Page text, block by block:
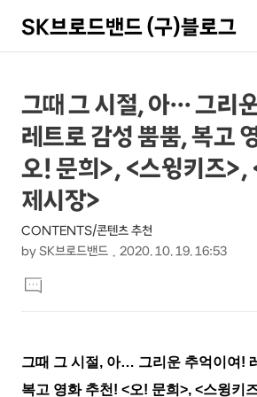
SK브로드밴드 (구)블로그
상
세
컨
텐
츠
본
문
제
목
그때 그 시절, 아… 그리
레트로 감성 뿜뿜, 복고
오! 문희>, <스윙키즈>,
제시장>
CONTENTS/콘텐츠 추천
by SK브로드밴드 2020. 10. 19. 16:53
문
댓
글
그때 그 시절 , 아… 그리운 추억이여 !
복고 영화 추천 ! <오! 문희 >, <스윙키